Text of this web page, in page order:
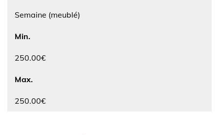
Semaine (meublé)
Min.
250.00€
Max.
250.00€